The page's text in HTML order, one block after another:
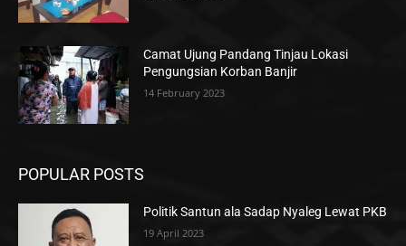
Camat Ujung Pandang Tinjau Lokasi
Pengungsian Korban Banjir
14 February 2023
POPULAR POSTS
Politik Santun ala Sadap Nyaleg Lewat PKB
19 April 2023